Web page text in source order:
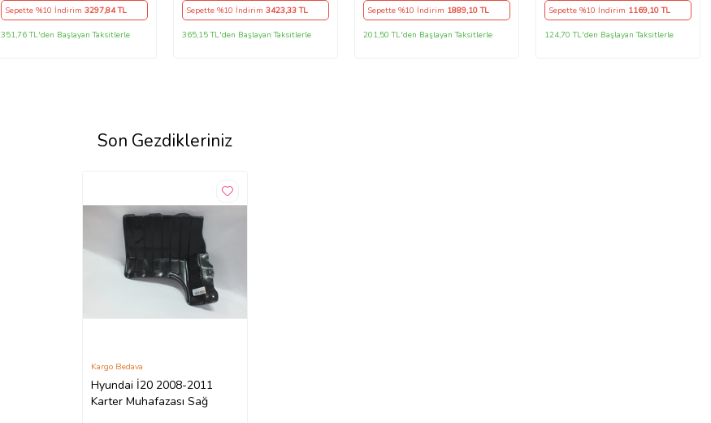
Sepette %10 İndirim 3297,84 TL
351,76 TL'den Başlayan Taksitlerle
Sepette %10 İndirim 3423,33 TL
365,15 TL'den Başlayan Taksitlerle
Sepette %10 İndirim 1889,10 TL
201,50 TL'den Başlayan Taksitlerle
Sepette %10 İndirim 1169,10 TL
124,70 TL'den Başlayan Taksitlerle
Son Gezdikleriniz
Hyundai İ20 2008-2011
Karter Muhafazası Sağ
Kargo Bedava